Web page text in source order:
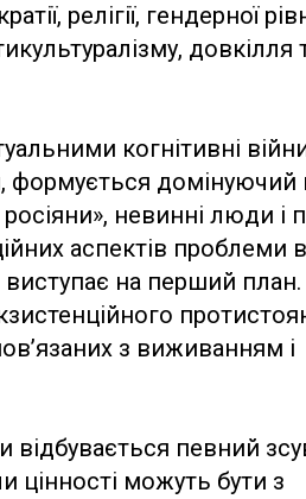
релігії, гендерної
довкілля
когнітивні
формується домінуючий
невинні люди і
аспектів проблеми
виступає на перший план.
з виживанням і
відбувається певний
цінності можуть бути з